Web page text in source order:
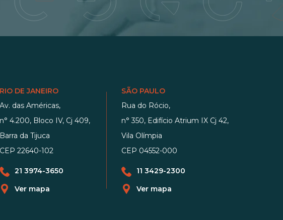
RIO DE JANEIRO
Av. das Américas,
n° 4.200, Bloco IV, Cj 409,
Barra da Tijuca
CEP 22640-102
21 3974-3650
Ver mapa
SÃO PAULO
Rua do Rócio,
n° 350, Edifício Atrium IX Cj 42,
Vila Olímpia
CEP 04552-000
11 3429-2300
Ver mapa